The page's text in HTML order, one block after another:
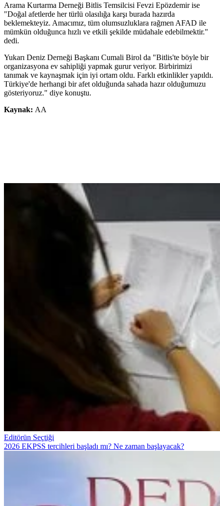
Arama Kurtarma Derneği Bitlis Temsilcisi Fevzi Epözdemir ise
"Doğal afetlerde her türlü olasılığa karşı burada hazırda
beklemekteyiz. Amacımız, tüm olumsuzluklara rağmen AFAD ile
mümkün olduğunca hızlı ve etkili şekilde müdahale edebilmektir."
dedi.
Yukarı Deniz Derneği Başkanı Cumali Birol da "Bitlis'te böyle bir
organizasyona ev sahipliği yapmak gurur veriyor. Birbirimizi
tanımak ve kaynaşmak için iyi ortam oldu. Farklı etkinlikler yapıldı.
Türkiye'de herhangi bir afet olduğunda sahada hazır olduğumuzu
gösteriyoruz." diye konuştu.
Kaynak: AA
Editörün Seçtiği
2026 EKPSS tercihleri başladı mı? Ne zaman başlayacak?